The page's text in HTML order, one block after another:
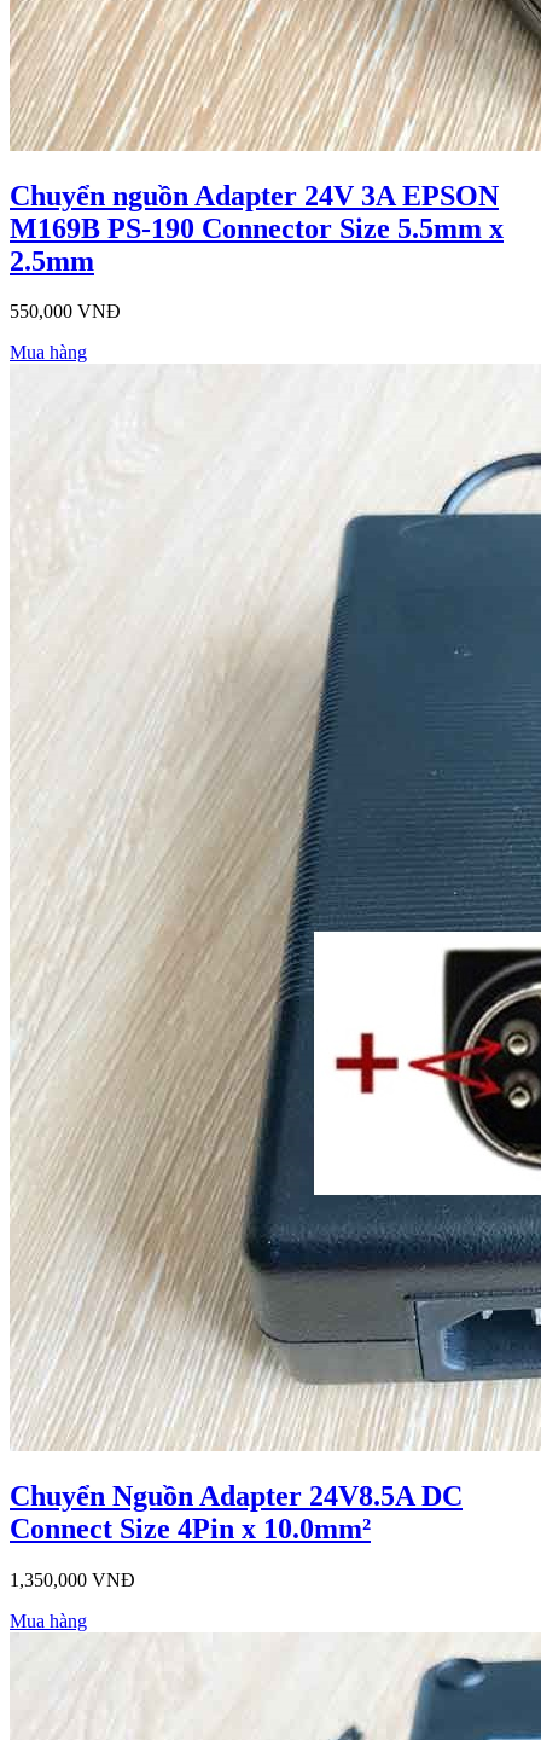
Chuyển nguồn Adapter 24V 3A EPSON
M169B PS-190 Connector Size 5.5mm x
2.5mm
550,000 VNĐ
Mua hàng
Chuyển Nguồn Adapter 24V8.5A DC
Connect Size 4Pin x 10.0mm²
1,350,000 VNĐ
Mua hàng